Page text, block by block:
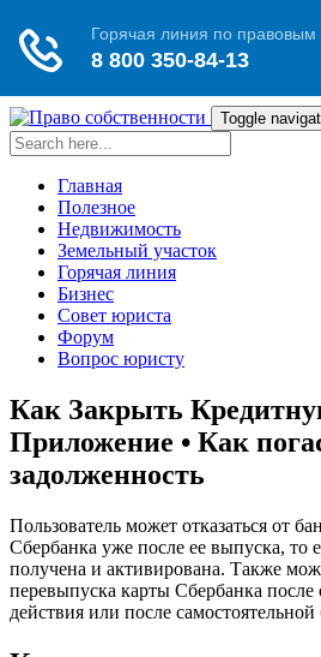
Toggle
Главная
Полезное
Недвижимость
Земельный участок
Горячая линия
Бизнес
Совет юриста
Форум
Вопрос юристу
Как Закрыть
Приложение • Как
задолженность
Пользователь может отказаться от
Сбербанка уже после ее выпуска, то
получена и активирована. Также
перевыпуска карты Сбербанка после
действия или после